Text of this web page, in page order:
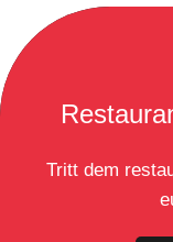
Tritt dem